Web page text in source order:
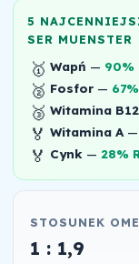
5
SER MUENSTER
🥇 Wapń — 90%
🥈 Fosfor—
🥉 Witamina B12
🏅 Witamina A—
🏅 Cynk— 28%
STOSUNEK
1 : 1,9